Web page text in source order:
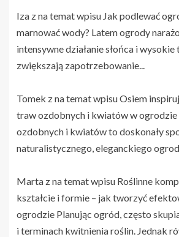
Iza z na temat wpisu Jak podlewać
marnować wody? Latem ogrody
intensywne działanie słońca i
zwiększają zapotrzebowanie...
Tomek z na temat wpisuOsiem
traw ozdobnych i kwiatów w ogrodzie
ozdobnych i kwiatów to doskonały
naturalistycznego, eleganckiego
Marta z na temat wpisu Roślinne
kształcie i formie – jak tworzyć
ogrodzie Planując ogród, często
i terminach kwitnienia roślin. Jednak